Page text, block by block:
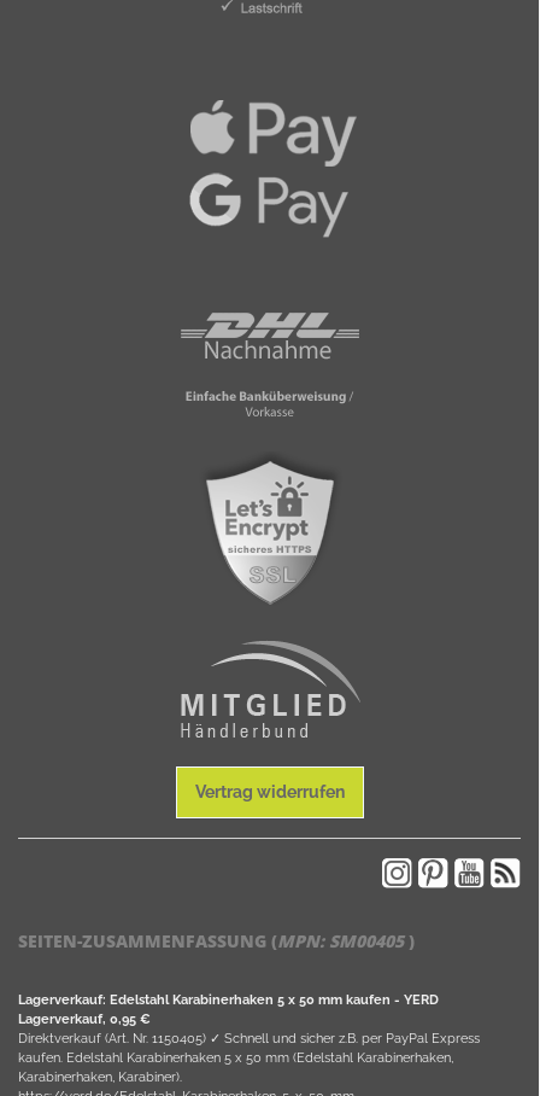
Vertrag widerrufen
SEITEN-ZUSAMMENFASSUNG (MPN: SM00405)
Lagerverkauf: Edelstahl Karabinerhaken 5 x 50 mm kaufen - YERD
Lagerverkauf, 0,95 €
Direktverkauf (Art. Nr. 1150405) ✓ Schnell und sicher z.B. per PayPal Express
kaufen. Edelstahl Karabinerhaken 5 x 50 mm (Edelstahl Karabinerhaken,
Karabinerhaken, Karabiner).